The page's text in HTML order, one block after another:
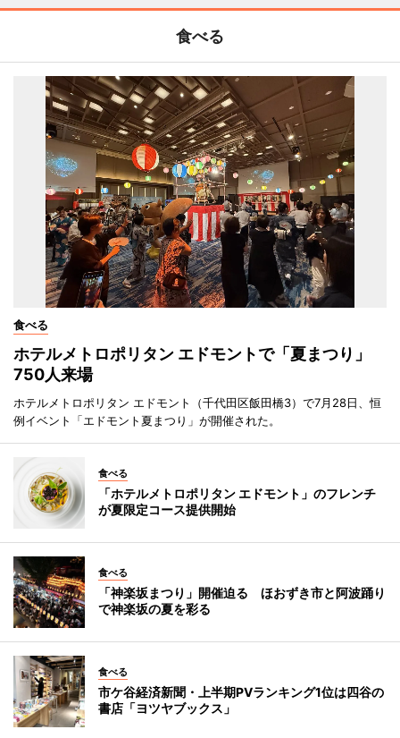
食べる
食べる
ホテルメトロポリタン エドモントで「夏まつり」
750人来場
ホテルメトロポリタン エドモント（千代田区飯田橋3）で7月28日、恒
例イベント「エドモント夏まつり」が開催された。
食べる
「ホテルメトロポリタン エドモント」のフレンチ
が夏限定コース提供開始
食べる
「神楽坂まつり」開催迫る ほおずき市と阿波踊り
で神楽坂の夏を彩る
食べる
市ケ谷経済新聞・上半期PVランキング1位は四谷の
書店「ヨツヤブックス」